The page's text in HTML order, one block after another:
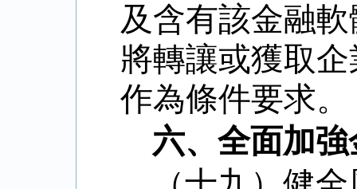
及含有該金融
將轉讓或獲取
作為條件要求。
六、全面加